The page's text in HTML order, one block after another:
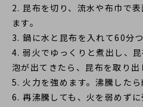
2. 昆布を切り、流水や布巾で
ます。
3. 鍋に水と昆布を入れて60分つ
4. 弱火でゆっくりと煮出し、
泡が出てきたら、昆布を取り出
5. 火力を強めます。沸騰したら
6. 再沸騰しても、火を弱めず